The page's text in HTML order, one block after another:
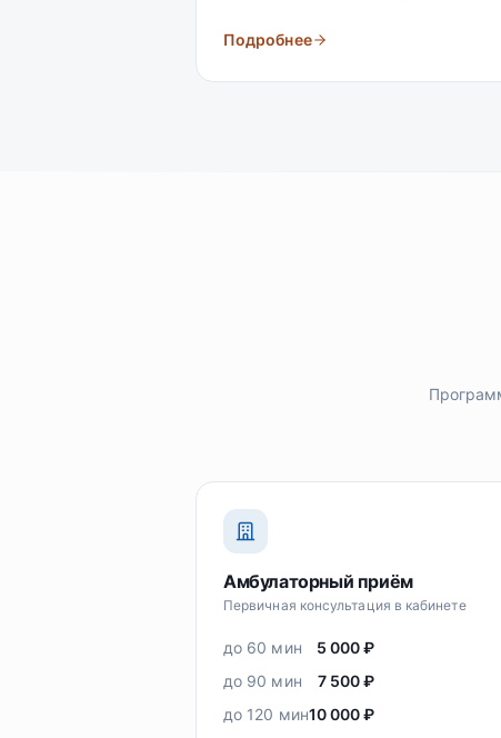
Подробнее
Амбулаторный приём
Первичная консультация в кабинете
до 60 мин
5 000 ₽
до 90 мин
7 500 ₽
до 120 мин10 000 ₽